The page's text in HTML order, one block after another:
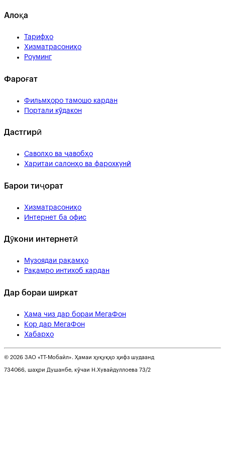
Алоқа
Тарифҳо
Хизматрасониҳо
Роуминг
Фароғат
Фильмҳоро тамошо кардан
Портали кӯдакон
Дастгирӣ
Саволҳо ва ҷавобҳо
Харитаи салонҳо ва фарохкунӣ
Барои тиҷорат
Хизматрасониҳо
Интернет ба офис
Дӯкони интернетӣ
Музоядаи рақамҳо
Рақамро интихоб кардан
Дар бораи ширкат
Ҳама чиз дар бораи МегаФон
Кор дар МегаФон
Хабарҳо
© 2026 ЗАО «ТТ-Мобайл». Ҳамаи ҳуқуқҳо ҳифз шудаанд
734066, шаҳри Душанбе, кӯчаи Н.Хувайдуллоева 73/2